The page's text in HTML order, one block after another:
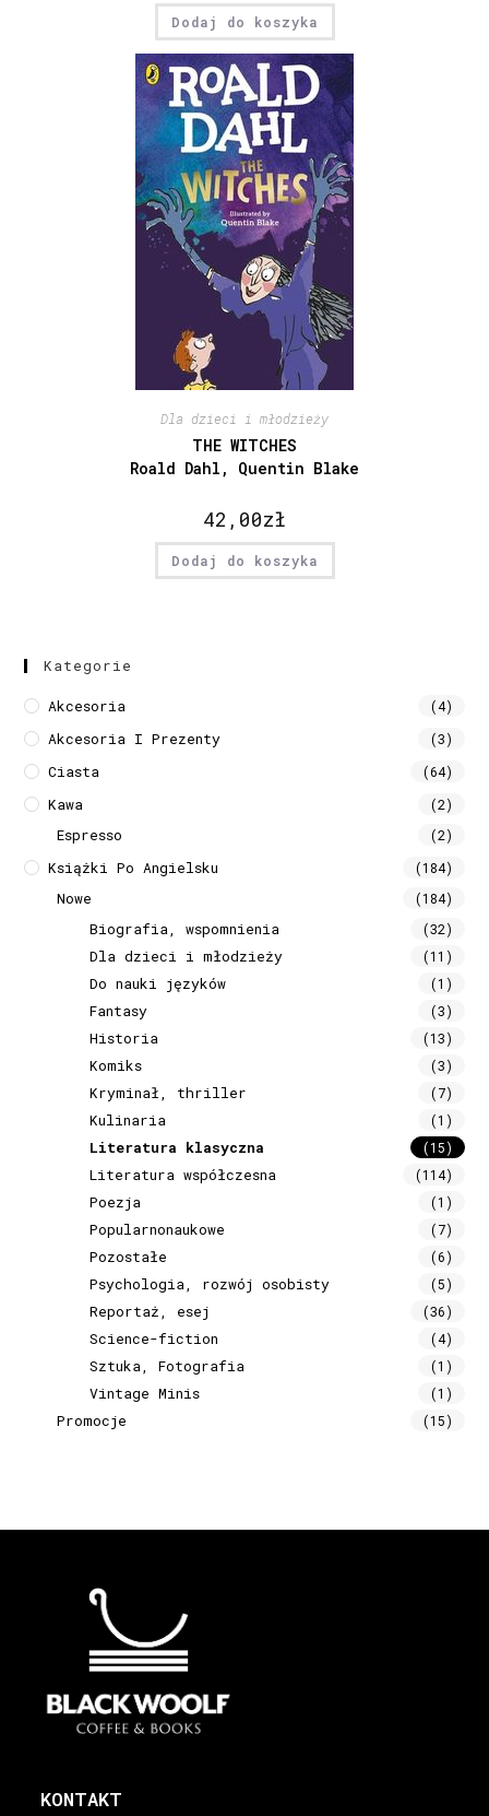
Dodaj do koszyka
Dla dzieci i młodzieży
THE WITCHES
Roald Dahl, Quentin Blake
42,00zł
Dodaj do koszyka
Kategorie
Akcesoria (4)
Akcesoria I Prezenty (3)
Ciasta (64)
Kawa (2)
Espresso (2)
Książki Po Angielsku (184)
Nowe (184)
Biografia, wspomnienia (32)
Dla dzieci i młodzieży (11)
Do nauki języków (1)
Fantasy (3)
Historia (13)
Komiks (3)
Kryminał, thriller (7)
Kulinaria (1)
Literatura klasyczna (15)
Literatura współczesna (114)
Poezja (1)
Popularnonaukowe (7)
Pozostałe (6)
Psychologia, rozwój osobisty (5)
Reportaż, esej (36)
Science-fiction (4)
Sztuka, Fotografia (1)
Vintage Minis (1)
Promocje (15)
KONTAKT